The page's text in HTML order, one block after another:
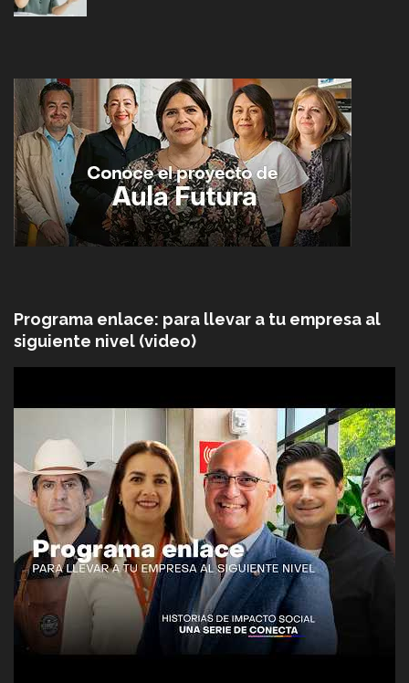
Programa enlace: para llevar a tu empresa al
siguiente nivel (video)